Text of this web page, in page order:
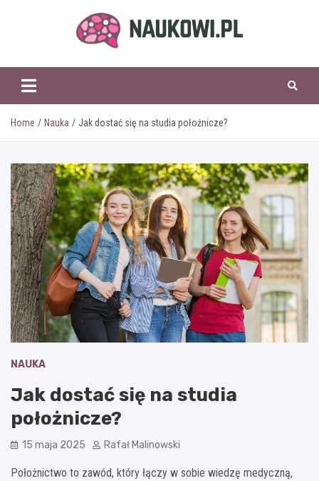
naukowi.pl
Home Nauka Jak dostać się na studia położnicze?
NAUKA
Jak dostać się na studia
położnicze?
15 maja 2025 Rafał Malinowski
Położnictwo to zawód, który łączy w sobie wiedzę medyczną,